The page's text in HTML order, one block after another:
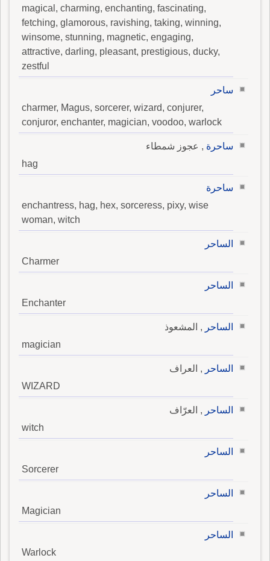
magical, charming, enchanting, fascinating,
fetching, glamorous, ravishing, taking, winning,
winsome, stunning, magnetic, engaging,
attractive, darling, pleasant, prestigious, ducky,
zestful
ساحر
charmer, Magus, sorcerer, wizard, conjurer,
conjuror, enchanter, magician, voodoo, warlock
ساحرة , عجوز شمطاء
hag
ساحرة
enchantress, hag, hex, sorceress, pixy, wise
woman, witch
الساحر
Charmer
الساحر
Enchanter
الساحر , المشعوذ
magician
الساحر , العراف
WIZARD
الساحر , العرّاف
witch
الساحر
Sorcerer
الساحر
Magician
الساحر
Warlock